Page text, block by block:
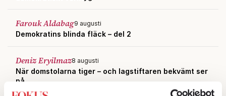
Farouk Aldabag9 augusti
Demokratins blinda fläck – del 2
Deniz Eryilmaz8 augusti
När domstolarna tiger – och lagstiftaren bekvämt ser
på